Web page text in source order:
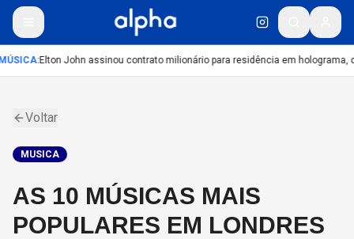
:Elton John assinou contrato milionário para residência em holograma,
Voltar
MUSICA
AS 10 MÚSICAS MAIS
POPULARES EM LONDRES